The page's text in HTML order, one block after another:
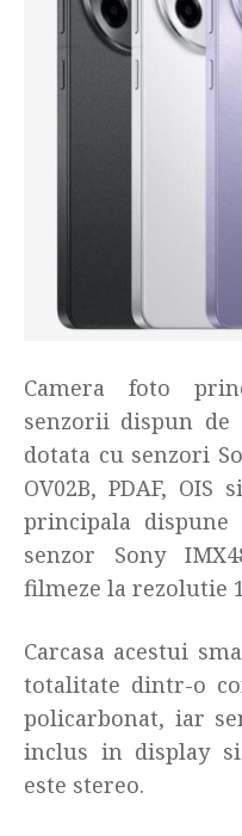
Camera foto
senzorii dispun de
dotata cu senzori
OV02B, PDAF, OIS
principala dispune
senzor Sony
filmeze la rezolutie
Carcasa acestui
totalitate dintr-o
policarbonat, iar
inclus in display
este stereo.